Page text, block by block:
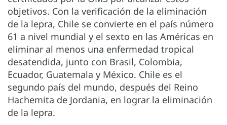
objetivos. Con la verificación de la eliminación
de la lepra, Chile se convierte en el país número
61 a nivel mundial y el sexto en las Américas en
eliminar al menos una enfermedad tropical
desatendida, junto con Brasil, Colombia,
Ecuador, Guatemala y México. Chile es el
segundo país del mundo, después del Reino
Hachemita de Jordania, en lograr la eliminación
de la lepra.